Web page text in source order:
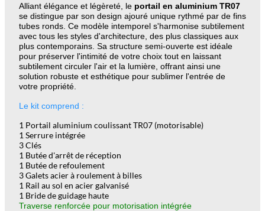
Alliant élégance et légèreté, le portail en aluminium TR07
se distingue par son design ajouré unique rythmé par de fins
tubes ronds. Ce modèle intemporel s'harmonise subtilement
avec tous les styles d'architecture, des plus classiques aux
plus contemporains. Sa structure semi-ouverte est idéale
pour préserver l'intimité de votre choix tout en laissant
subtilement circuler l'air et la lumière, offrant ainsi une
solution robuste et esthétique pour sublimer l'entrée de
votre propriété.
Le kit comprend :
1 Portail aluminium coulissant TR07 (motorisable)
1 Serrure intégrée
3 Clés
1 Butée d'arrêt de réception
1 Butée de refoulement
3 Galets acier à roulement à billes
1 Rail au sol en acier galvanisé
1 Bride de guidage haute
Traverse renforcée pour motorisation intégrée